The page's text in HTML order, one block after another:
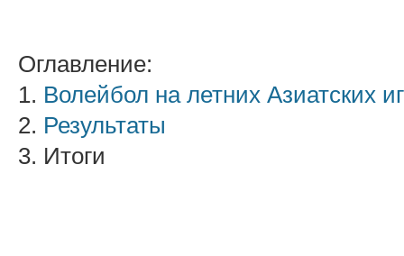
Оглавление:
1. Волейбол на летних Азиатских
2. Результаты
3. Итоги